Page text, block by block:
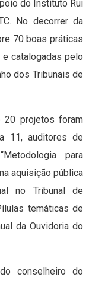
do Instituto Rui
No decorrer da
70 boas práticas
catalogadas pelo
dos Tribunais de
20 projetos foram
11, auditores de
para
aquisição pública
no Tribunal de
temáticas de
da Ouvidoria do
conselheiro do